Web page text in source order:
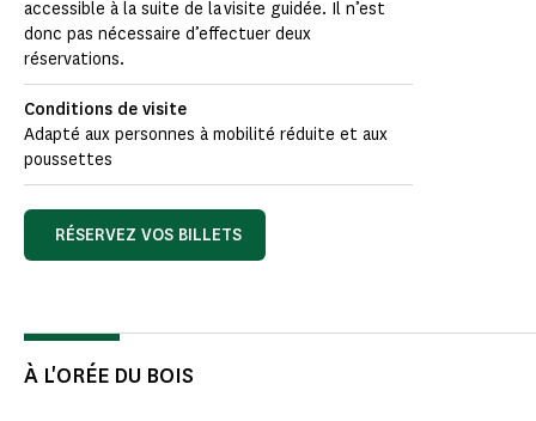
accessible à la suite de la visite guidée. Il n’est
donc pas nécessaire d’effectuer deux
réservations.
Conditions de visite
Adapté aux personnes à mobilité réduite et aux
poussettes
RÉSERVEZ VOS BILLETS
À L'ORÉE DU BOIS